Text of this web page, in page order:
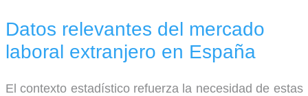
Datos relevantes del mercado
laboral extranjero en España
El contexto estadístico refuerza la necesidad de estas